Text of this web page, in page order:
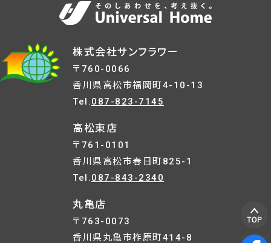
株式会社サンフラワー
〒760-0066
香川県高松市福岡町4-10-13
Tel.087-823-7145
高松東店
〒761-0101
香川県高松市春日町825-1
Tel.087-843-2340
丸亀店
〒763-0073
香川県丸亀市柞原町414-8